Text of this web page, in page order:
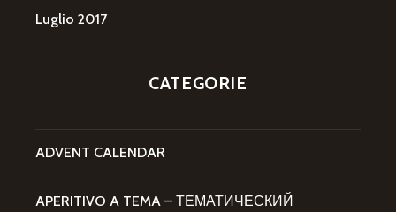
Luglio 2017
CATEGORIE
ADVENT CALENDAR
APERITIVO A TEMA – ТЕМАТИЧЕСКИЙ